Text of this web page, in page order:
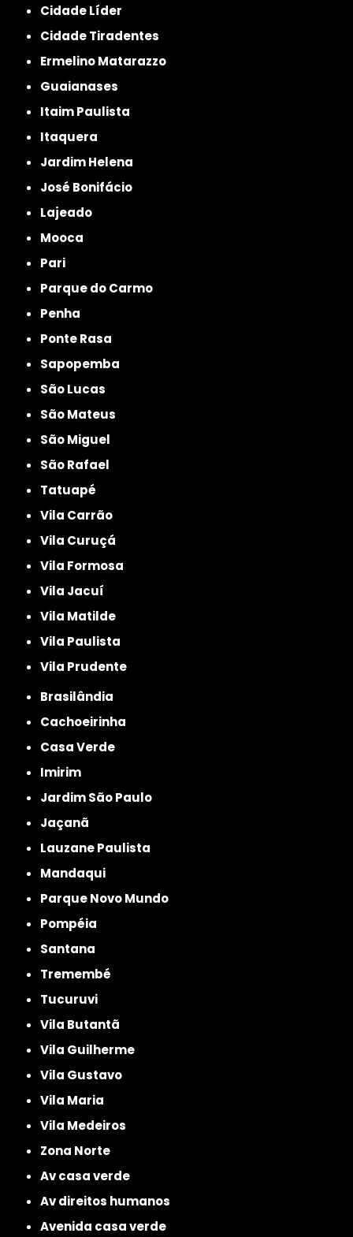
Cidade Líder
Cidade Tiradentes
Ermelino Matarazzo
Guaianases
Itaim Paulista
Itaquera
Jardim Helena
José Bonifácio
Lajeado
Mooca
Pari
Parque do Carmo
Penha
Ponte Rasa
Sapopemba
São Lucas
São Mateus
São Miguel
São Rafael
Tatuapé
Vila Carrão
Vila Curuçá
Vila Formosa
Vila Jacuí
Vila Matilde
Vila Paulista
Vila Prudente
Brasilândia
Cachoeirinha
Casa Verde
Imirim
Jardim São Paulo
Jaçanã
Lauzane Paulista
Mandaqui
Parque Novo Mundo
Pompéia
Santana
Tremembé
Tucuruvi
Vila Butantã
Vila Guilherme
Vila Gustavo
Vila Maria
Vila Medeiros
Zona Norte
av casa verde
av direitos humanos
avenida casa verde